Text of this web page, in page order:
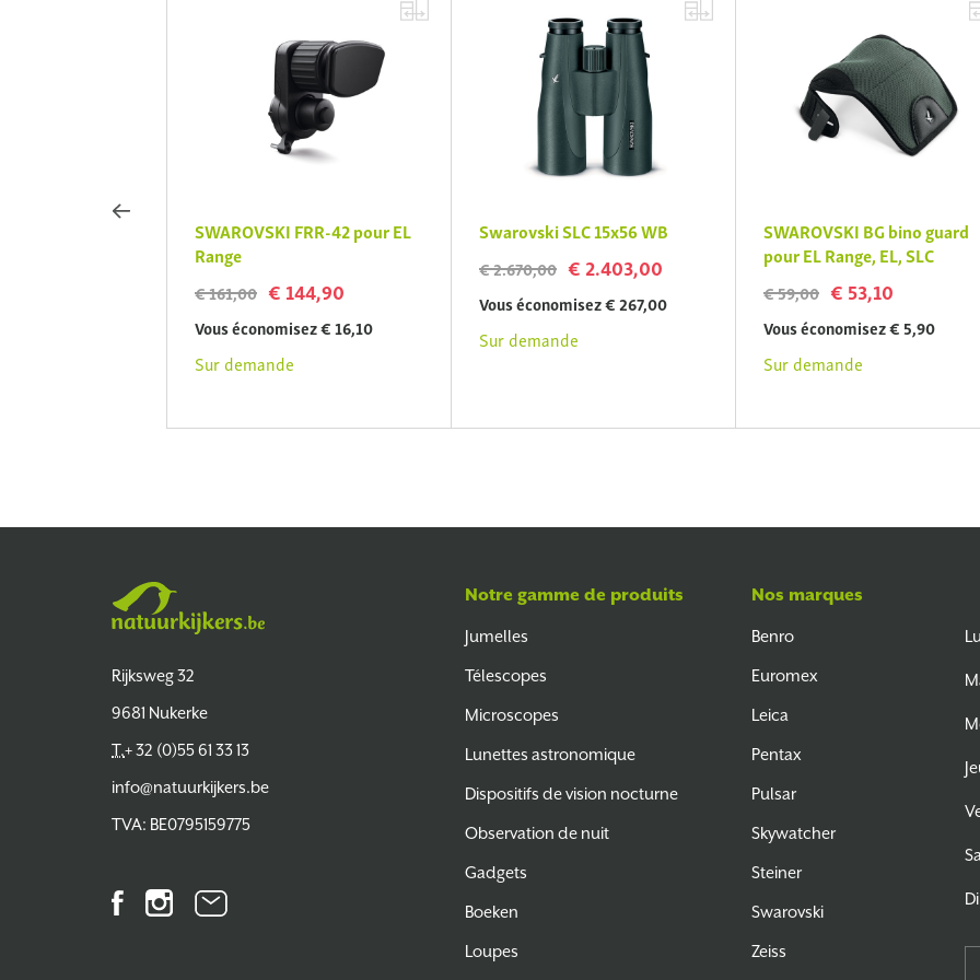
SWAROVSKI FRR-42 pour EL
Range
€ 161,00 € 144,90
Vous économisez € 16,10
Sur demande
Swarovski SLC 15x56 WB
€ 2.670,00 € 2.403,00
Vous économisez € 267,00
Sur demande
SWAROVSKI BG bino guard
pour EL Range, EL, SLC
€ 59,00 € 53,10
Vous économisez € 5,90
Sur demande
Rijksweg 32
9681 Nukerke
T.+ 32 (0)55 61 33 13
info@natuurkijkers.be
TVA: BE0795159775
FacebookInstagramBulletin
Notre gamme de produits
Jumelles
Télescopes
Microscopes
Lunettes astronomique
Dispositifs de vision nocturne
Observation de nuit
Gadgets
Boeken
Loupes
Nos marques
Benro
Euromex
Leica
Pentax
Pulsar
Skywatcher
Steiner
Swarovski
Zeiss